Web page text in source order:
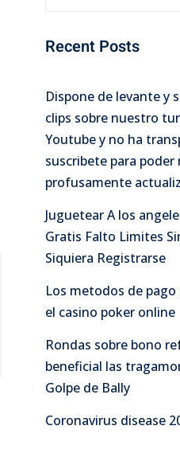
Recent Posts
Dispone de levante y
clips sobre nuestro
Youtube y no ha
suscribete para poder
profusamente
Juguetear A los
Gratis Falto Limites
Siquiera Registrarse
Los metodos de
el casino poker online
Rondas sobre bono
beneficial las
Golpe de Bally
Coronavirus disease